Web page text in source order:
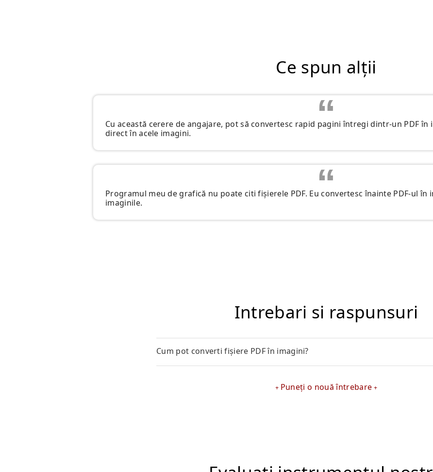
Ce spun alții
Cu această cerere de angajare, pot să convertesc rapid pagini întregi dintr-un PDF în
direct în acele imagini.
Programul meu de grafică nu poate citi fișierele PDF. Eu convertesc înainte PDF-ul în
imaginile.
Intrebari si raspunsuri
Cum pot converti fișiere PDF în imagini?
Puneți o nouă întrebare